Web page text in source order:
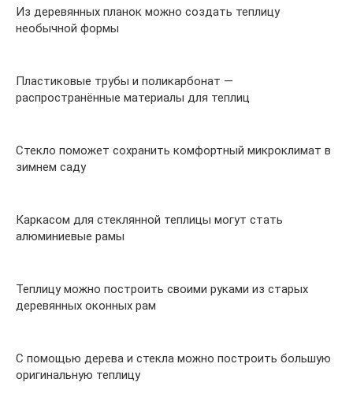
Из деревянных планок можно создать теплицу
необычной формы
Пластиковые трубы и поликарбонат —
распространённые материалы для теплиц
Стекло поможет сохранить комфортный микроклимат в
зимнем саду
Каркасом для стеклянной теплицы могут стать
алюминиевые рамы
Теплицу можно построить своими руками из старых
деревянных оконных рам
С помощью дерева и стекла можно построить большую
оригинальную теплицу